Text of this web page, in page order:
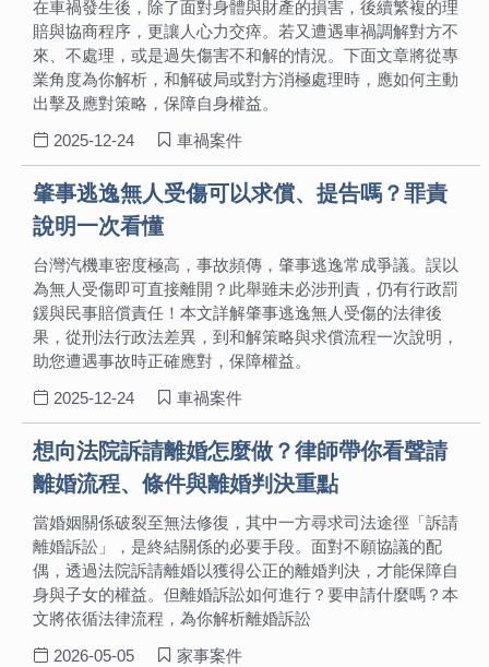
在車禍發生後，除了面對身體與財產的損害，後續繁複的理
賠與協商程序，更讓人心力交瘁。若又遭遇車禍調解對方不
來、不處理，或是過失傷害不和解的情況。下面文章將從專
業角度為你解析，和解破局或對方消極處理時，應如何主動
出擊及應對策略，保障自身權益。
2025-12-24
車禍案件
肇事逃逸無人受傷可以求償、提告嗎？罪責
說明一次看懂
台灣汽機車密度極高，事故頻傳，肇事逃逸常成爭議。誤以
為無人受傷即可直接離開？此舉雖未必涉刑責，仍有行政罰
鍰與民事賠償責任！本文詳解肇事逃逸無人受傷的法律後
果，從刑法行政法差異，到和解策略與求償流程一次說明，
助您遭遇事故時正確應對，保障權益。
2025-12-24
車禍案件
想向法院訴請離婚怎麼做？律師帶你看聲請
離婚流程、條件與離婚判決重點
當婚姻關係破裂至無法修復，其中一方尋求司法途徑「訴請
離婚訴訟」，是終結關係的必要手段。面對不願協議的配
偶，透過法院訴請離婚以獲得公正的離婚判決，才能保障自
身與子女的權益。但離婚訴訟如何進行？要申請什麼嗎？本
文將依循法律流程，為你解析離婚訴訟
2026-05-05
家事案件